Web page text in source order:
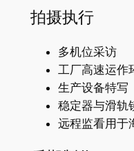
拍摄执行
多机位采访
工厂高速运作
生产设备特写
稳定器与滑轨
远程监看用于